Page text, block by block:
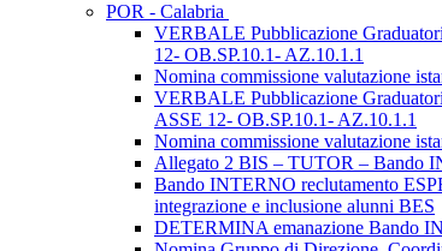
POR - Calabria
VERBALE Pubblicazione
12- OB.SP.10.1- AZ.10.1.1
Nomina commissione valutazione
VERBALE Pubblicazione
ASSE 12- OB.SP.10.1- AZ.10.1.1
Nomina commissione valutazione
Allegato 2 BIS – TUTOR – Bando
Bando INTERNO reclutamento
integrazione e inclusione alunni BES
DETERMINA emanazione Bando